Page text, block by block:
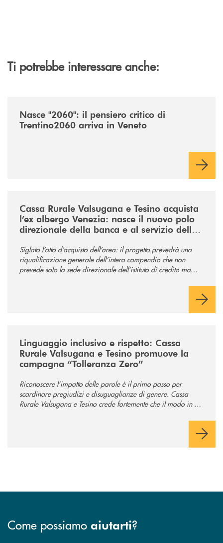
Ti potrebbe interessare anche:
Nasce "2060": il pensiero critico di
Trentino2060 arriva in Veneto
Cassa Rurale Valsugana e Tesino acquista
l’ex albergo Venezia: nasce il nuovo polo
direzionale della banca e al servizio della
Siglato l’atto d’acquisto dell’area: il progetto prevedrà una
riqualificazione generale dell’intero compendio che non
prevede solo la sede direzionale dell’istituto di credito ma
Linguaggio inclusivo e rispetto: Cassa
Rurale Valsugana e Tesino promuove la
campagna “Tolleranza Zero”
Riconoscere l’impatto delle parole è il primo passo per
scardinare pregiudizi e disuguaglianze di genere. Cassa
Rurale Valsugana e Tesino crede fortemente che il modo in cui
Come possiamo aiutarti?